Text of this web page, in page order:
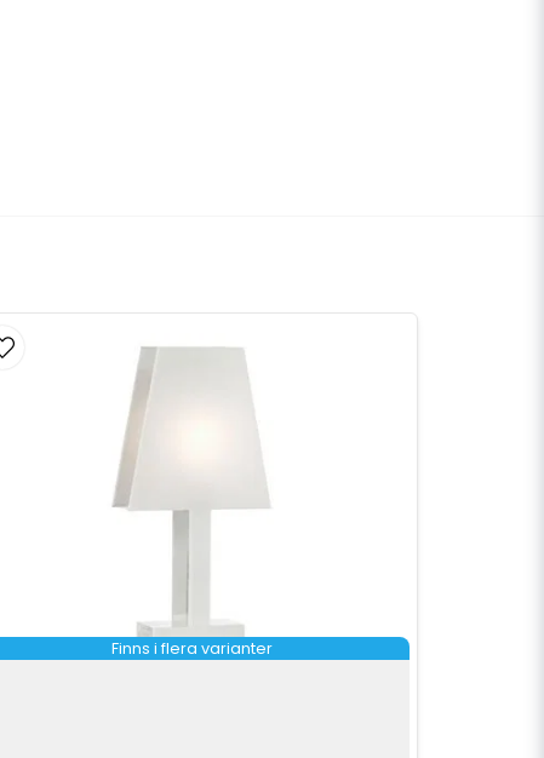
Finns i flera varianter